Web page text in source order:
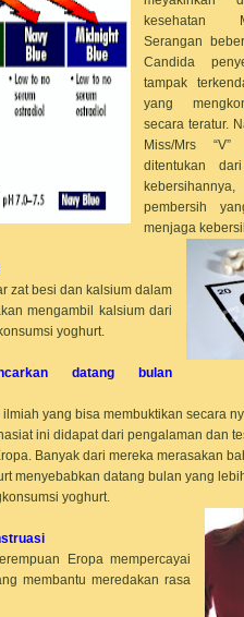
kesehatan
Serangan
Candida
tampak
yang
secara teratur.
Miss/Mrs
ditentukan
pembersih
menjaga
zat besi dan kalsium dalam
mengambil kalsium dari
yoghurt.
datang bulan
yang bisa membuktikan secara
ini didapat dari pengalaman dan
Banyak dari mereka merasakan
menyebabkan datang bulan yang
yoghurt.
Eropa mempercayai
membantu meredakan rasa